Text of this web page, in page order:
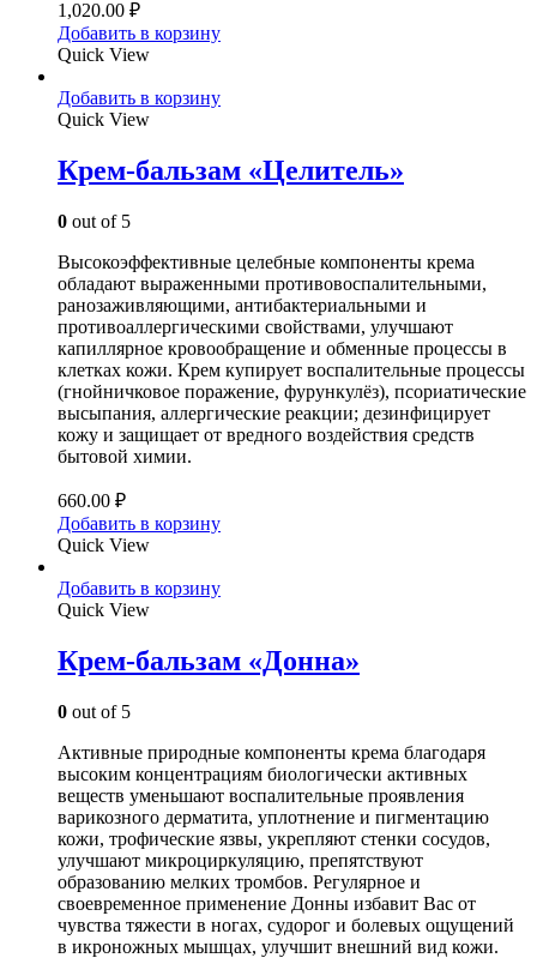
1,020.00 ₽
Добавить в корзину
Quick View
Добавить в корзину
Quick View
Крем-бальзам «Целитель»
0 out of 5
Высокоэффективные целебные компоненты крема
обладают выраженными противовоспалительными,
ранозаживляющими, антибактериальными и
противоаллергическими свойствами, улучшают
капиллярное кровообращение и обменные процессы в
клетках кожи. Крем купирует воспалительные процессы
(гнойничковое поражение, фурункулёз), псориатические
высыпания, аллергические реакции; дезинфицирует
кожу и защищает от вредного воздействия средств
бытовой химии.
660.00 ₽
Добавить в корзину
Quick View
Добавить в корзину
Quick View
Крем-бальзам «Донна»
0 out of 5
Активные природные компоненты крема благодаря
высоким концентрациям биологически активных
веществ уменьшают воспалительные проявления
варикозного дерматита, уплотнение и пигментацию
кожи, трофические язвы, укрепляют стенки сосудов,
улучшают микроциркуляцию, препятствуют
образованию мелких тромбов. Регулярное и
своевременное применение Донны избавит Вас от
чувства тяжести в ногах, судорог и болевых ощущений
в икроножных мышцах, улучшит внешний вид кожи.